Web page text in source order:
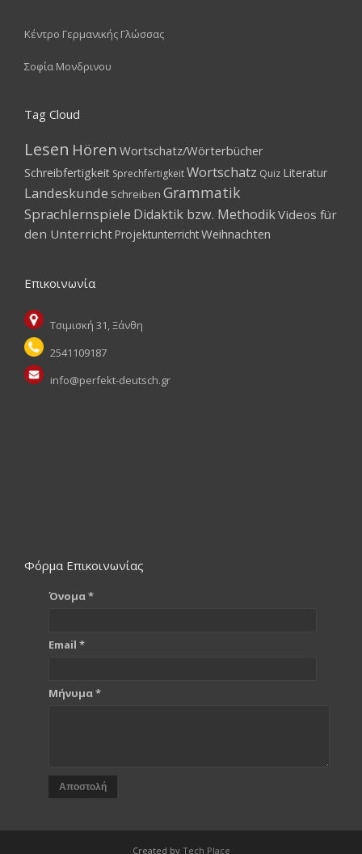
Κέντρο Γερμανικής Γλώσσας
Σοφία Μονδρινου
Tag Cloud
Lesen Hören Wortschatz/Wörterbücher
Schreibfertigkeit SprechfertigkeitWortschatz Quiz Literatur
Landeskunde Schreiben Grammatik
Sprachlernspiele Didaktik bzw. MethodikVideos für
den Unterricht ProjektunterrichtWeihnachten
Επικοινωνία
Τσιμισκή 31, Ξάνθη
2541109187
info@perfekt-deutsch.gr
Φόρμα Επικοινωνίας
Όνομα *
Email *
Μήνυμα *
Αποστολή
Created byTech Place